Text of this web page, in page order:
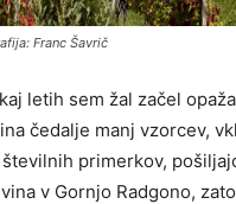
Franc Šavrič
letih sem žal začel
čedalje manj vzorcev,
primerkov,
v Gornjo Radgono,